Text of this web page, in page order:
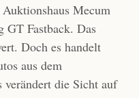
Mecum
GT Fastback. Das
Doch es handelt
aus dem
die Sicht auf